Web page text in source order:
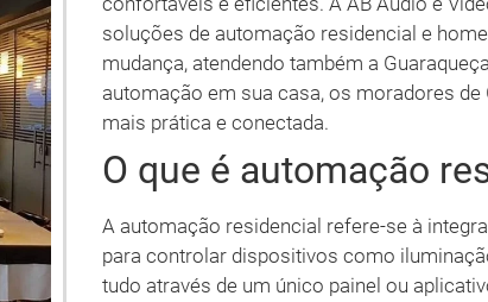
soluções de automação residencial e
mudança, atendendo também a
automação em sua casa, os moradores
mais prática e conectada.
O que é automação
A automação residencial refere-se à
para controlar dispositivos como
tudo através de um único painel ou